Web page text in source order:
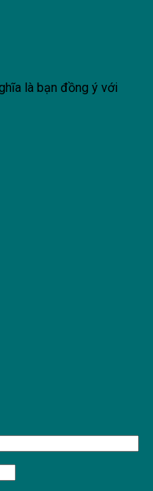
là bạn đồng ý với